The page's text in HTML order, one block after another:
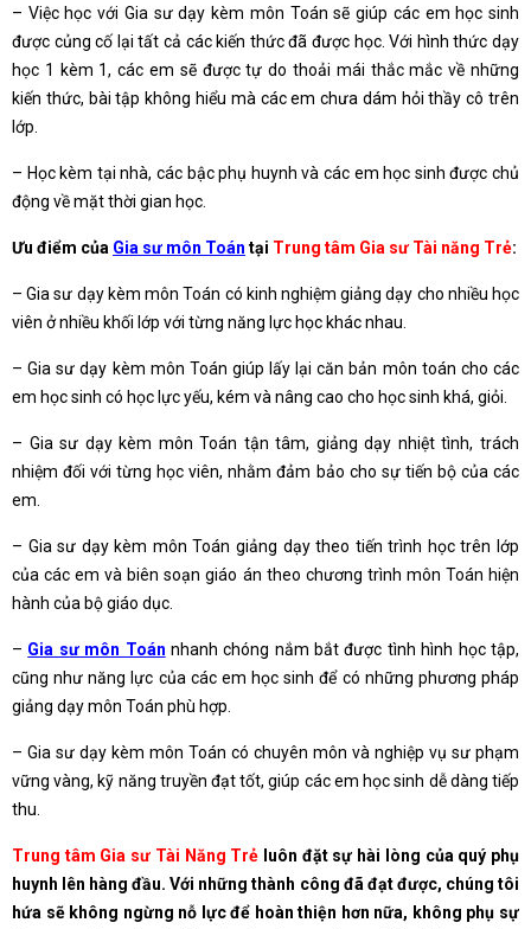
– Việc học với Gia sư dạy kèm môn Toán sẽ giúp các em học sinh
được củng cố lại tất cả các kiến thức đã được học. Với hình thức dạy
học 1 kèm 1, các em sẽ được tự do thoải mái thắc mắc về những
kiến thức, bài tập không hiểu mà các em chưa dám hỏi thầy cô trên
lớp.
– Học kèm tại nhà, các bậc phụ huynh và các em học sinh được chủ
động về mặt thời gian học.
Ưu điểm của Gia sư môn Toán tại Trung tâm Gia sư Tài năng Trẻ:
– Gia sư dạy kèm môn Toán có kinh nghiệm giảng dạy cho nhiều học
viên ở nhiều khối lớp với từng năng lực học khác nhau.
– Gia sư dạy kèm môn Toán giúp lấy lại căn bản môn toán cho các
em học sinh có học lực yếu, kém và nâng cao cho học sinh khá, giỏi.
– Gia sư dạy kèm môn Toán tận tâm, giảng dạy nhiệt tình, trách
nhiệm đối với từng học viên, nhằm đảm bảo cho sự tiến bộ của các
em.
– Gia sư dạy kèm môn Toán giảng dạy theo tiến trình học trên lớp
của các em và biên soạn giáo án theo chương trình môn Toán hiện
hành của bộ giáo dục.
– Gia sư môn Toán nhanh chóng nắm bắt được tình hình học tập,
cũng như năng lực của các em học sinh để có những phương pháp
giảng dạy môn Toán phù hợp.
– Gia sư dạy kèm môn Toán có chuyên môn và nghiệp vụ sư phạm
vững vàng, kỹ năng truyền đạt tốt, giúp các em học sinh dễ dàng tiếp
thu.
Trung tâm Gia sư Tài Năng Trẻ luôn đặt sự hài lòng của quý phụ
huynh lên hàng đầu. Với những thành công đã đạt được, chúng tôi
hứa sẽ không ngừng nỗ lực để hoàn thiện hơn nữa, không phụ sự